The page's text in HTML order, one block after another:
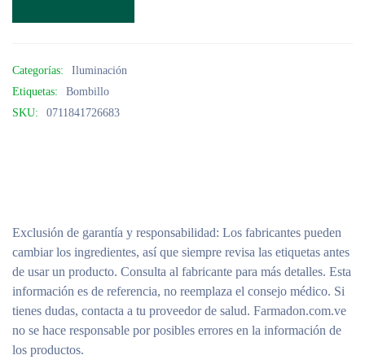
Categorías:
Iluminación
Etiquetas:
Bombillo
SKU:
0711841726683
Exclusión de garantía y responsabilidad: Los fabricantes pueden
cambiar los ingredientes, así que siempre revisa las etiquetas antes
de usar un producto. Consulta al fabricante para más detalles. Esta
información es de referencia, no reemplaza el consejo médico. Si
tienes dudas, contacta a tu proveedor de salud. Farmadon.com.ve
no se hace responsable por posibles errores en la información de
los productos.